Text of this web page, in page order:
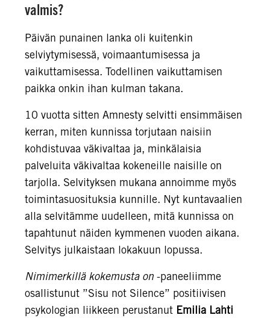
valmis?
Päivän punainen lanka oli kuitenkin
selviytymisessä, voimaantumisessa ja
vaikuttamisessa. Todellinen vaikuttamisen
paikka onkin ihan kulman takana.
10 vuotta sitten Amnesty selvitti ensimmäisen
kerran, miten kunnissa torjutaan naisiin
kohdistuvaa väkivaltaa ja, minkälaisia
palveluita väkivaltaa kokeneille naisille on
tarjolla. Selvityksen mukana annoimme myös
toimintasuosituksia kunnille. Nyt kuntavaalien
alla selvitämme uudelleen, mitä kunnissa on
tapahtunut näiden kymmenen vuoden aikana.
Selvitys julkaistaan lokakuun lopussa.
Nimimerkillä kokemusta on -paneeliimme
osallistunut ”Sisu not Silence” positiivisen
psykologian liikkeen perustanut Emilia Lahti